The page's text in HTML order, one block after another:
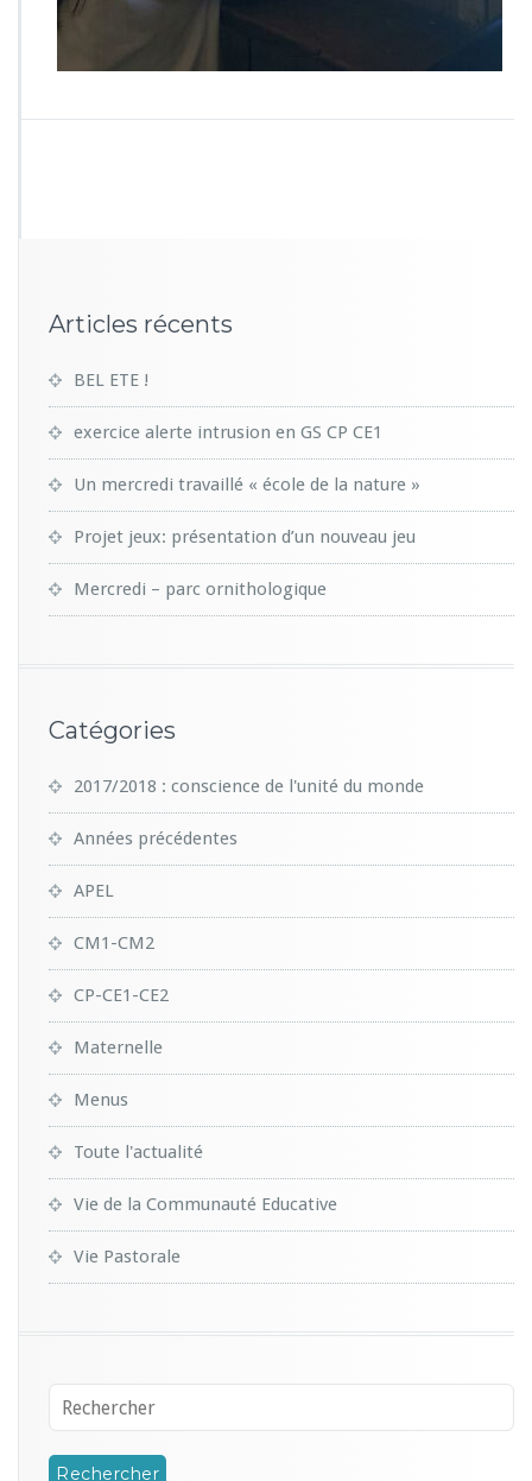
Articles récents
BEL ETE !
exercice alerte intrusion en GS CP CE1
Un mercredi travaillé « école de la nature »
Projet jeux: présentation d’un nouveau jeu
Mercredi – parc ornithologique
Catégories
2017/2018 : conscience de l'unité du monde
Années précédentes
APEL
CM1-CM2
CP-CE1-CE2
Maternelle
Menus
Toute l'actualité
Vie de la Communauté Educative
Vie Pastorale